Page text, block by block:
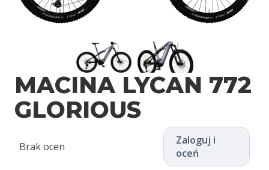
MACINA LYCAN 772
GLORIOUS
Brak ocen
Zaloguj i
oceń